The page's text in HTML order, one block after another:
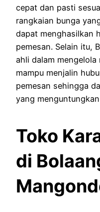
cepat dan pasti
rangkaian bunga
dapat menghasilkan
pemesan. Selain itu,
ahli dalam mengelola
mampu menjalin
pemesan sehingga
yang
Toko
di